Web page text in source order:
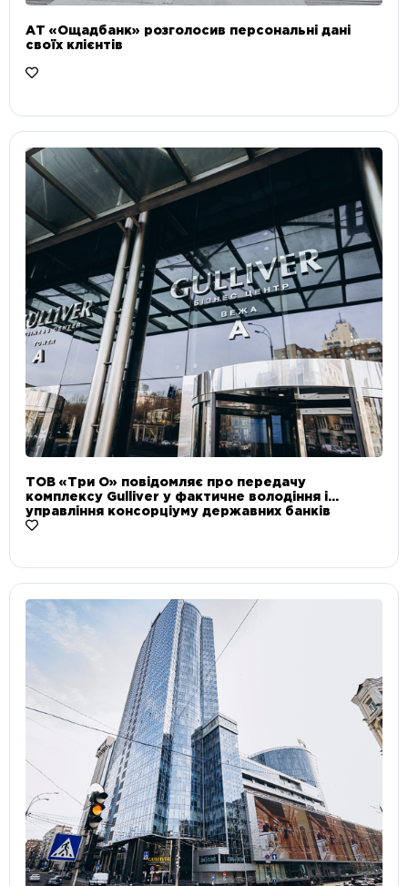
АТ «Ощадбанк» розголосив персональні дані
своїх клієнтів
ТОВ «Три О» повідомляє про передачу
комплексу Gulliver у фактичне володіння і
управління консорціуму державних банків